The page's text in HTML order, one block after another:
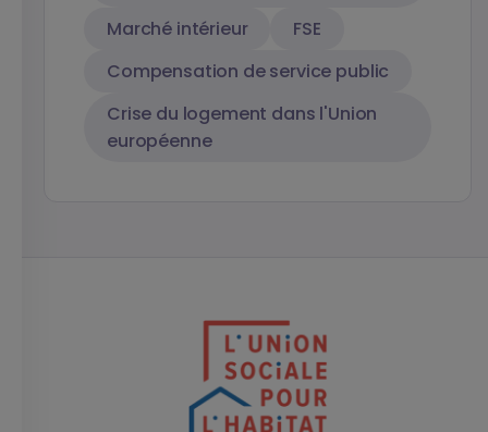
Marché intérieur
FSE
Compensation de service public
Crise du logement dans l'Union
européenne